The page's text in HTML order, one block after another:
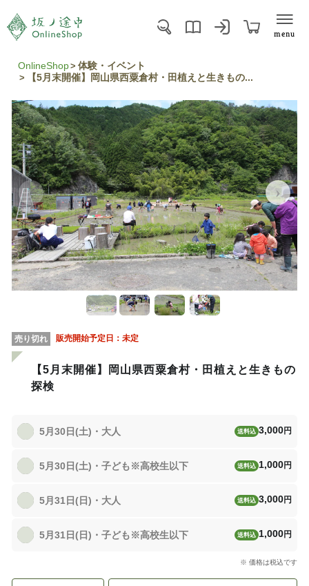
menu
OnlineShop
体験・イベント
【5月末開催】岡山県西粟倉村・田植えと生きもの...
売り切れ 販売開始予定日： 未定
【5月末開催】岡山県西粟倉村・田植えと生きもの
探検
5月30日(土)・大人 送料込 3,000円
5月30日(土)・子ども※高校生以下 送料込 1,000円
5月31日(日)・大人 送料込 3,000円
5月31日(日)・子ども※高校生以下 送料込 1,000円
※ 価格は税込です